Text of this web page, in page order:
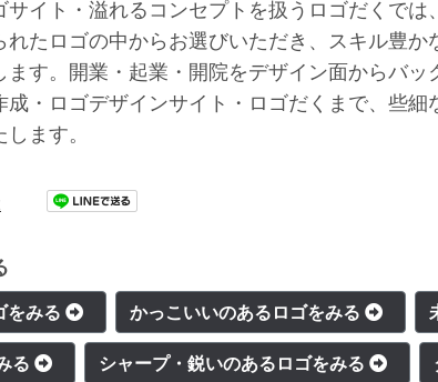
イト・溢れるコンセプトを扱うロゴだくで
れたロゴの中からお選びいただき、スキル豊
す。開業・起業・開院をデザイン面からバ
・ロゴデザインサイト・ロゴだくまで、些
ます。
をみる かっこいいのあるロゴをみる
る シャープ・鋭いのあるロゴをみる